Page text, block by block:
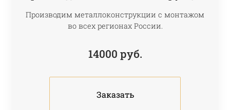
Производим металлоконструкции с монтажом
во всех регионах России.
14000 руб.
Заказать